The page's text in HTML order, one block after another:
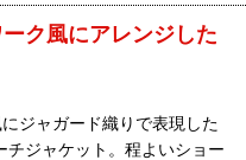
ク風にアレンジした
ジャガード織りで表現した
ジャケット。程よいショー